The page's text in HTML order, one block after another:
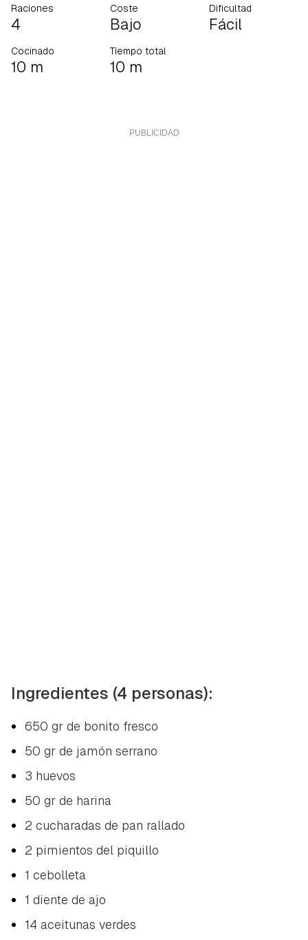
Raciones
4
Coste
Bajo
Dificultad
Fácil
Cocinado
10 m
Tiempo total
10 m
Ingredientes (4 personas):
650 gr de bonito fresco
50 gr de jamón serrano
3 huevos
50 gr de harina
2 cucharadas de pan rallado
2 pimientos del piquillo
1 cebolleta
1 diente de ajo
14 aceitunas verdes